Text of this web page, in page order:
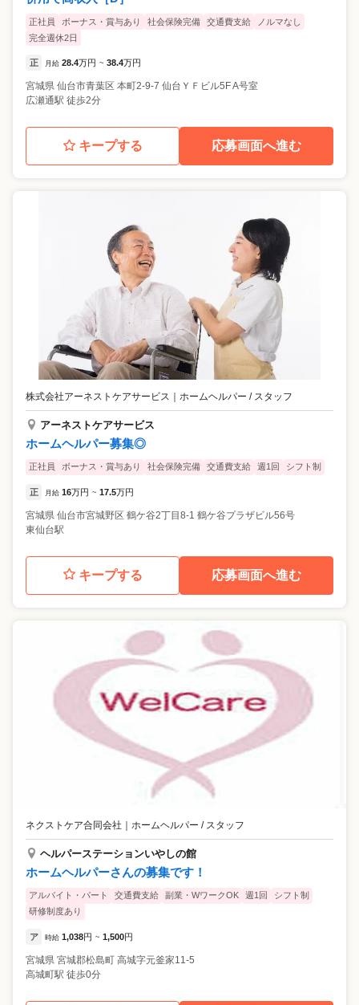
正社員 ボーナス・賞与あり 社会保険完備 交通費支給
ノルマなし
完全週休2日
正 月給 28.4万円 ~ 38.4万円
宮城県 仙台市青葉区 本町2-9-7 仙台ＹＦビル5F A号室
広瀬通駅 徒歩2分
キープする 応募画面へ進む
株式会社アーネストケアサービス ｜ ホームヘルパー / スタッフ
アーネストケアサービス
ホームヘルパー募集◎
正社員 ボーナス・賞与あり 社会保険完備 交通費支給 週1回 シフト制
正 月給 16万円 ~ 17.5万円
宮城県 仙台市宮城野区 鶴ケ谷2丁目8-1 鶴ケ谷プラザビル56号
東仙台駅
キープする 応募画面へ進む
ネクストケア合同会社 ｜ ホームヘルパー / スタッフ
ヘルパーステーションいやしの館
ホームヘルパーさんの募集です！
アルバイト・パート 交通費支給 副業・WワークOK 週1回
シフト制
研修制度あり
ア 時給 1,038円 ~ 1,500円
宮城県 宮城郡松島町 高城字元釜家11-5
高城町駅 徒歩0分